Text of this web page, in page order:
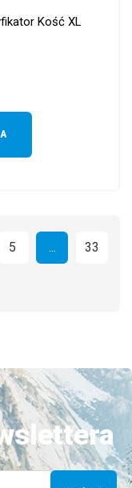
Kość XL
5 ... 33